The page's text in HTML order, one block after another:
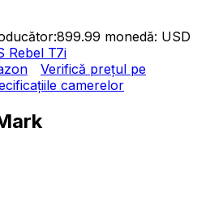
monedă: USD
Rebel T7i
Verifică prețul pe
camerelor